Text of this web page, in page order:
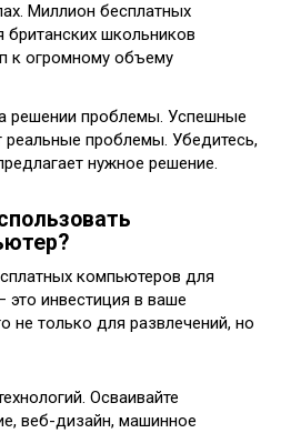
Миллион бесплатных
школьников
к огромному объему
решении проблемы. Успешные
проблемы. Убедитесь,
нужное решение.
компьютеров для
это инвестиция в ваше
не только для развлечений, но
Осваивайте
веб-дизайн, машинное